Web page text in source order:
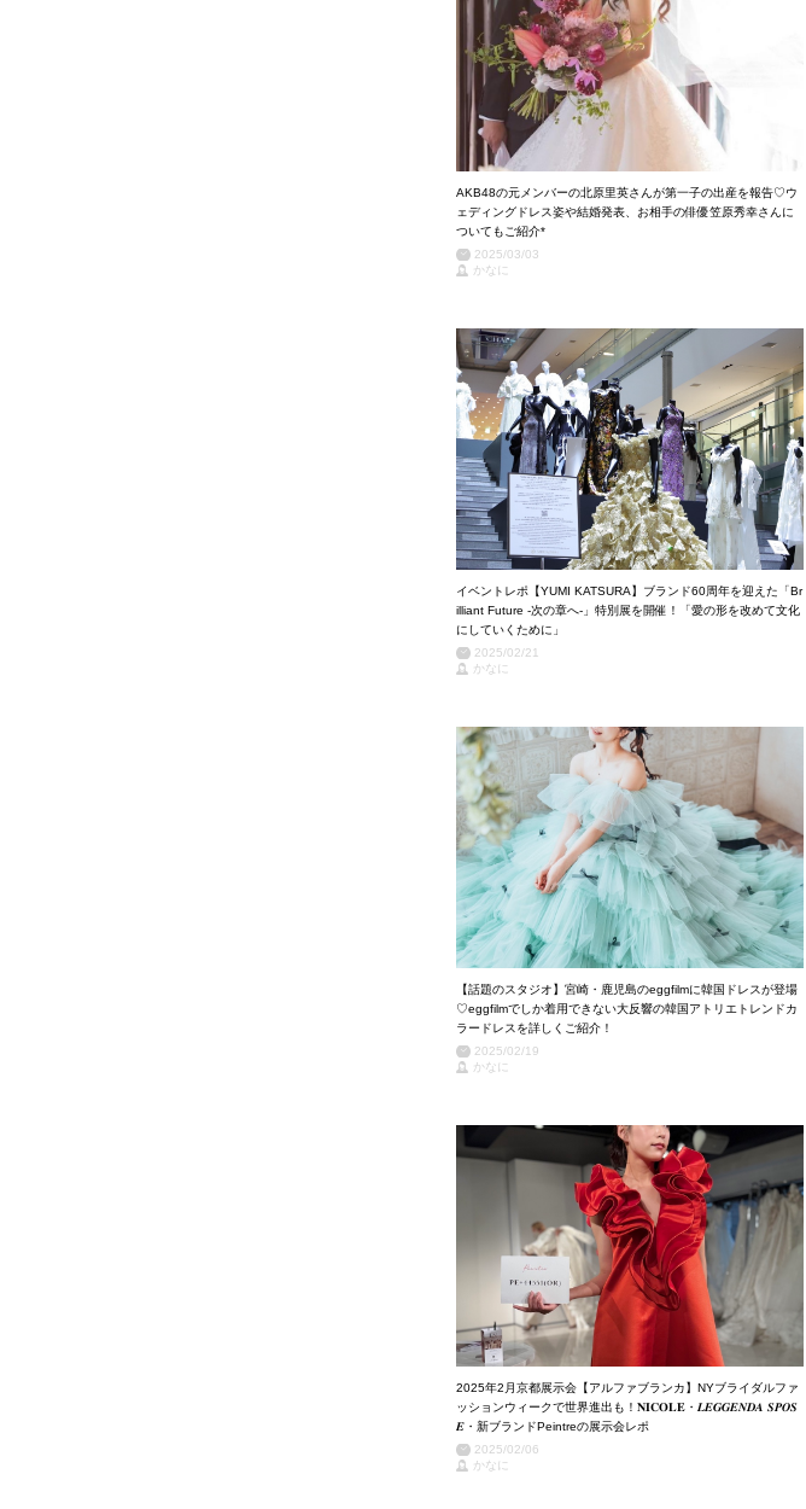
AKB48の元メンバーの北原里英さんが第一子の出産を報告♡ウ
ェディングドレス姿や結婚発表、お相手の俳優笠原秀幸さんに
ついてもご紹介*
2025/03/03
かなに
イベントレポ【YUMI KATSURA】ブランド60周年を迎えた「Br
illiant Future -次の章へ-」特別展を開催！「愛の形を改めて文化
にしていくために」
2025/02/21
かなに
【話題のスタジオ】宮崎・鹿児島のeggfilmに韓国ドレスが登場
♡eggfilmでしか着用できない大反響の韓国アトリエトレンドカ
ラードレスを詳しくご紹介！
2025/02/19
かなに
2025年2月京都展示会【アルファブランカ】NYブライダルファ
ッションウィークで世界進出も！𝐍𝐈𝐂𝐎𝐋𝐄・𝑳𝑬𝑮𝑮𝑬𝑵𝑫𝑨 𝑺𝑷𝑶𝑺
𝑬・新ブランドPeintreの展示会レポ
2025/02/06
かなに